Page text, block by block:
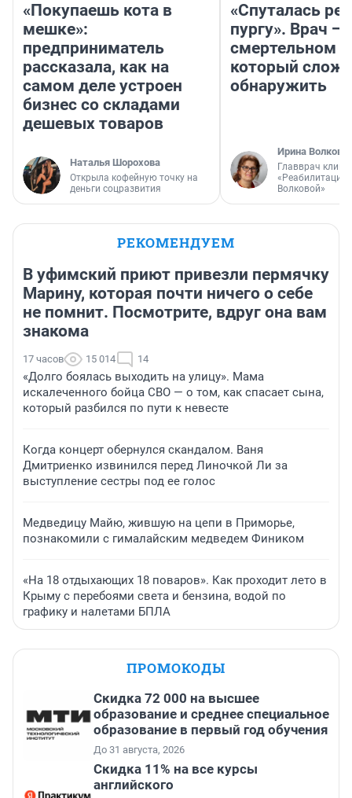
«Покупаешь кота в
мешке»:
предприниматель
рассказала, как на
самом деле устроен
бизнес со складами
дешевых товаров
Наталья Шорохова
Открыла кофейную точку на
деньги соцразвития
«Спуталась
пургу». Врач —
смертельном
который
обнаружить
Ирина Волкова
Главврач
«Реабилитация
Волковой»
РЕКОМЕНДУЕМ
В уфимский приют привезли пермячку
Марину, которая почти ничего о себе
не помнит. Посмотрите, вдруг она вам
знакома
17 часов 15 014 14
«Долго боялась выходить на улицу». Мама
искалеченного бойца СВО — о том, как спасает сына,
который разбился по пути к невесте
Когда концерт обернулся скандалом. Ваня
Дмитриенко извинился перед Линочкой Ли за
выступление сестры под ее голос
Медведицу Майю, жившую на цепи в Приморье,
познакомили с гималайским медведем Фиником
«На 18 отдыхающих 18 поваров». Как проходит лето в
Крыму с перебоями света и бензина, водой по
графику и налетами БПЛА
ПРОМОКОДЫ
Скидка 72 000 на высшее
образование и среднее специальное
образование в первый год обучения
До 31 августа, 2026
Скидка 11% на все курсы
английского